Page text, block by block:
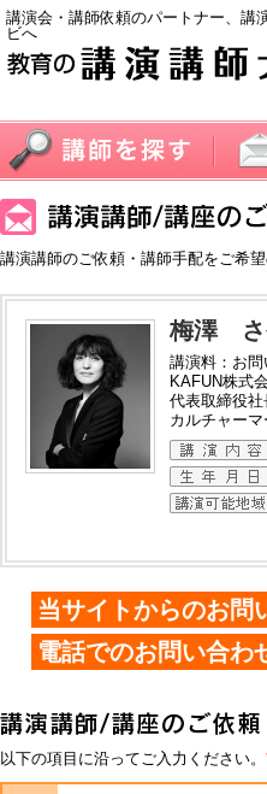
講演会・講師依頼のパートナー、講
ビへ
講演講師のご依頼・講師手配をご希
梅澤 さ
講演料：お
KAFUN株式
代表取締役社
カルチャー
当サイトからのお問
電話でのお問い合わ
以下の項目に沿ってご入力ください。